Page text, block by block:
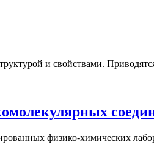
и свойствами.
физико-химических